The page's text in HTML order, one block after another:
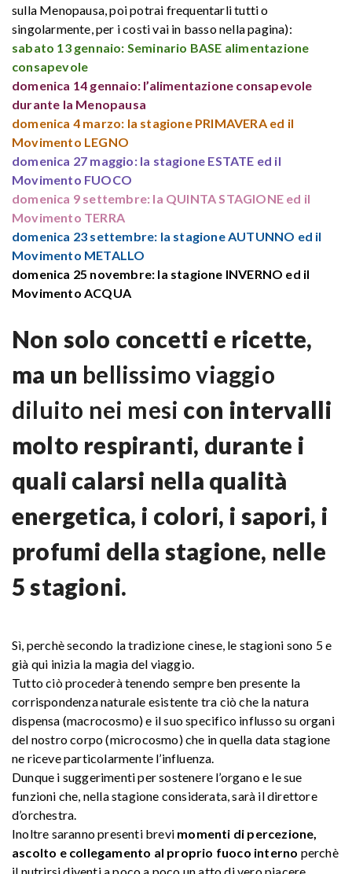
sulla Menopausa, poi potrai frequentarli tutti o
singolarmente, per i costi vai in basso nella pagina):
sabato 13 gennaio: Seminario BASE alimentazione
consapevole
domenica 14 gennaio: l’alimentazione consapevole
durante la Menopausa
domenica 4 marzo: la stagione PRIMAVERA ed il
Movimento LEGNO
domenica 27 maggio: la stagione ESTATE ed il
Movimento FUOCO
domenica 9 settembre: la QUINTA STAGIONE ed il
Movimento TERRA
domenica 23 settembre: la stagione AUTUNNO ed il
Movimento METALLO
domenica 25 novembre: la stagione INVERNO ed il
Movimento ACQUA
Non solo concetti e ricette,
ma un bellissimo viaggio
diluito nei mesi con intervalli
molto respiranti, durante i
quali calarsi nella qualità
energetica, i colori, i sapori, i
profumi della stagione, nelle
5 stagioni.
Sì, perchè secondo la tradizione cinese, le stagioni sono 5 e
già qui inizia la magia del viaggio.
Tutto ciò procederà tenendo sempre ben presente la
corrispondenza naturale esistente tra ciò che la natura
dispensa (macrocosmo) e il suo specifico influsso su organi
del nostro corpo (microcosmo) che in quella data stagione
ne riceve particolarmente l’influenza.
Dunque i suggerimenti per sostenere l’organo e le sue
funzioni che, nella stagione considerata, sarà il direttore
d’orchestra.
Inoltre saranno presenti brevi momenti di percezione,
ascolto e collegamento al proprio fuoco interno perchè